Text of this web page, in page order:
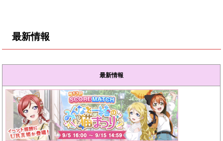
最新情報
最新情報